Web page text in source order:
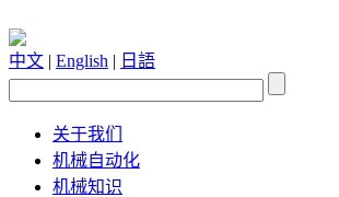
中文 | English | 日語
关于我们
机械自动化
机械知识